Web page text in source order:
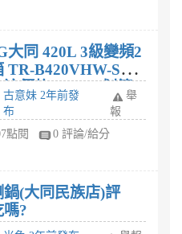
大同 420L 3級變頻2
TR-B420VHW-S評
這價格$22,295划算
古意妹 2年前發
布
舉
報
點閱
0 評論/給分
鍋(大同民族店)評
?